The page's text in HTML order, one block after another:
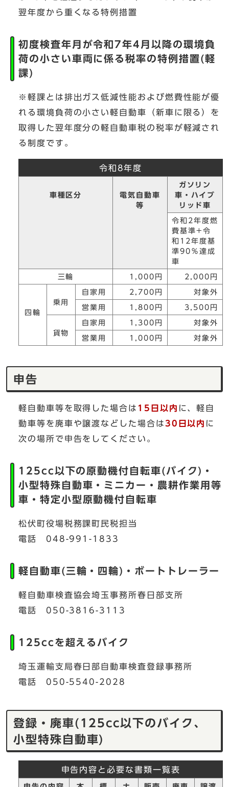
翌年度から重くなる特例措置
初度検査年月が令和7年4月以降の環境負
荷の小さい車両に係る税率の特例措置(軽
課)
※軽課とは排出ガス低減性能および燃費性能が優
れる環境負荷の小さい軽自動車（新車に限る）を
取得した翌年度分の軽自動車税の税率が軽減され
る制度です。
令和8年度
車種区分
電気自動車
等
ガソリン
車・ハイブ
リッド車
令和2年度燃
費基準+令
和12年度基
準90％達成
車
三輪 1,000円 2,000円
四輪
乗用
自家用 2,700円 対象外
営業用 1,800円 3,500円
貨物
自家用 1,300円 対象外
営業用 1,000円 対象外
申告
軽自動車等を取得した場合は 15日以内 に、軽自
動車等を廃車や譲渡などした場合は30日以内 に
次の場所で申告をしてください。
125cc以下の原動機付自転車(バイク)・
小型特殊自動車・ミニカー・農耕作業用等
車・特定小型原動機付自転車
松伏町役場税務課町民税担当
電話 048-991-1833
軽自動車(三輪・四輪)・ボートトレーラー
軽自動車検査協会埼玉事務所春日部支所
電話 050-3816-3113
125ccを超えるバイク
埼玉運輸支局春日部自動車検査登録事務所
電話 050-5540-2028
登録・廃車(125cc以下のバイク、
小型特殊自動車)
申告内容と必要な書類一覧表